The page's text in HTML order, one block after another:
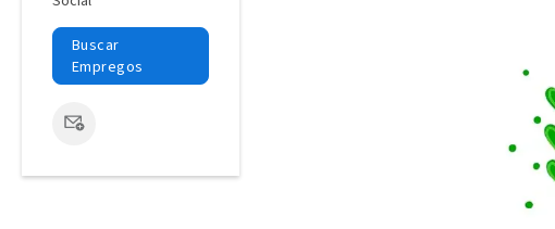
Buscar
Empregos